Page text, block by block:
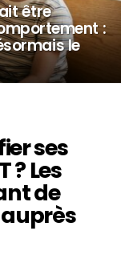
être
:
le
ses
? Les
de